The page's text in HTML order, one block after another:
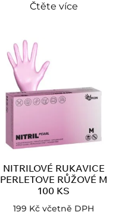
Čtěte více
NITRILOVÉ RUKAVICE
PERLETOVE RŮŽOVÉ M
100 KS
199 Kč včetně DPH